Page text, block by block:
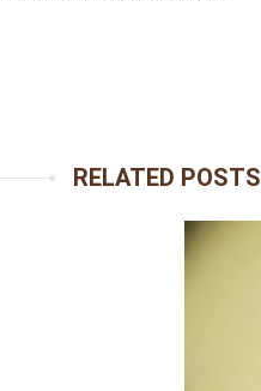
RELATED POSTS